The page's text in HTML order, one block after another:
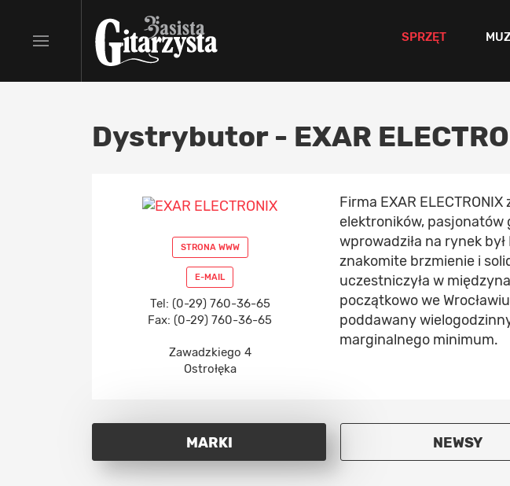
SPRZĘT
Dystrybutor - EXAR
STRONA WWW
E-MAIL
Tel: (0-29) 760-36-65
Fax: (0-29) 760-36-65
Zawadzkiego 4
Ostrołęka
Firma EXAR
elektroników,
wprowadziła na rynek
znakomite brzmienie i
uczestniczyła w
początkowo we
poddawany
marginalnego minimum.
MARKI NEWSY